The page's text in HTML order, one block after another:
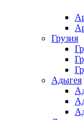
Грузия
Адыгея